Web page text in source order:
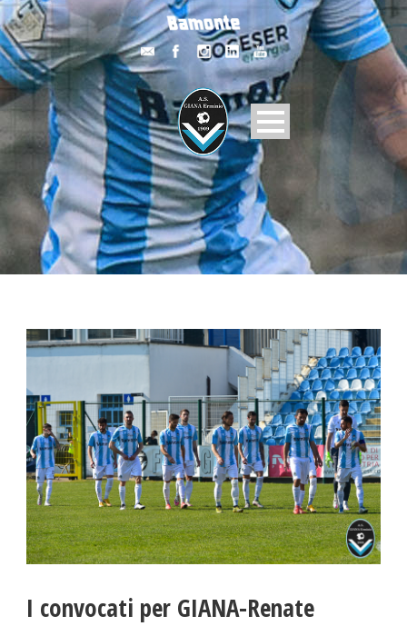
I convocati per GIANA-Renate